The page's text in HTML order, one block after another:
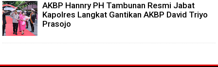
AKBP Hannry PH Tambunan Resmi Jabat
Kapolres Langkat Gantikan AKBP David Triyo
Prasojo